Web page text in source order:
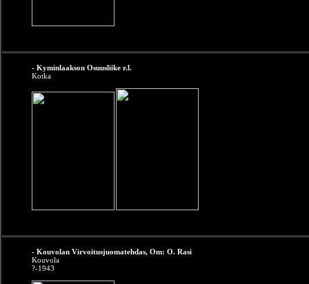
- Kyminlaakson Osuusliike r.l.
Kotka
- Kouvolan Virvoitusjuomatehdas, Om: O. Rasi
Kouvola
?-1943